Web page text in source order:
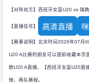
【对阵双方】西班牙女篮U20 vs 瑞
【直播信号】 高清直播
【赛事说明】北京时间2026年07月
U20 A比赛的朋友可以提前收藏本页
欧U20 A直播、【西班牙女篮U20直
锋、两队赛程。